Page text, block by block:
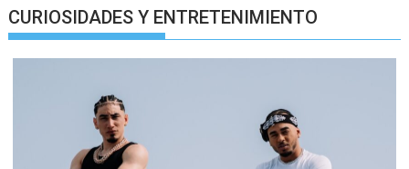
CURIOSIDADES Y ENTRETENIMIENTO